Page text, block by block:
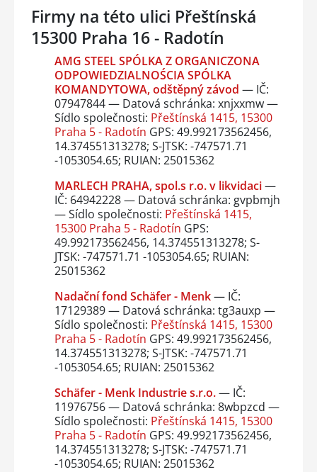
Firmy na této ulici Přeštínská
15300 Praha 16 - Radotín
AMG STEEL SPÓLKA Z ORGANICZONA
ODPOWIEDZIALNOŚCIA SPÓLKA
KOMANDYTOWA, odštěpný závod — IČ:
07947844 — Datová schránka: xnjxxmw —
Sídlo společnosti: Přeštínská 1415, 15300
Praha 5 - Radotín GPS: 49.992173562456,
14.374551313278; S-JTSK: -747571.71
-1053054.65; RUIAN: 25015362
MARLECH PRAHA, spol.s r.o. v likvidaci—
IČ: 64942228 — Datová schránka: gvpbmjh
— Sídlo společnosti: Přeštínská 1415,
15300 Praha 5 - Radotín GPS:
49.992173562456, 14.374551313278; S-
JTSK: -747571.71 -1053054.65; RUIAN:
25015362
Nadační fond Schäfer - Menk— IČ:
17129389 — Datová schránka: tg3auxp —
Sídlo společnosti: Přeštínská 1415, 15300
Praha 5 - Radotín GPS: 49.992173562456,
14.374551313278; S-JTSK: -747571.71
-1053054.65; RUIAN: 25015362
Schäfer - Menk Industrie s.r.o.— IČ:
11976756 — Datová schránka: 8wbpzcd —
Sídlo společnosti: Přeštínská 1415, 15300
Praha 5 - Radotín GPS: 49.992173562456,
14.374551313278; S-JTSK: -747571.71
-1053054.65; RUIAN: 25015362